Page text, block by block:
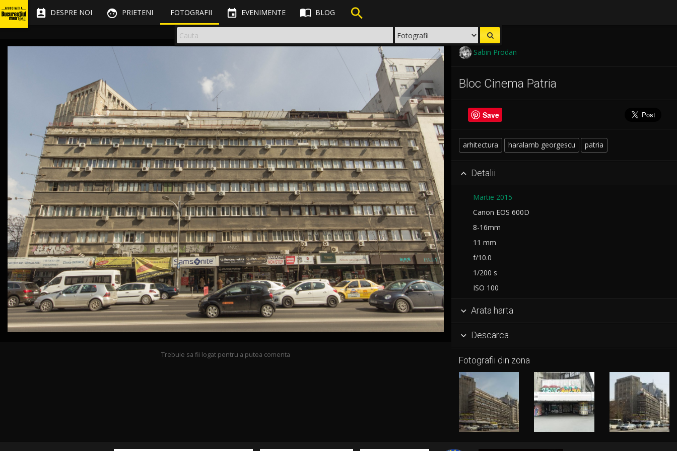
 DESPRE NOI  PRIETENI FOTOGRAFII  EVENIMENTE  BLOG 
Sabin Prodan
Bloc Cinema Patria
Save
arhitectura haralamb georgescu patria
 Detalii
Martie 2015
Canon EOS 600D
8-16mm
11 mm
f/10.0
1/200 s
ISO 100
 Arata harta
 Descarca
Fotografii din zona
Trebuie sa fii logat pentru a putea comenta